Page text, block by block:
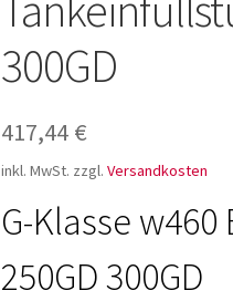
300GD
417,44 €
inkl. MwSt. zzgl. Versandkosten
G-Klasse
250GD 300GD